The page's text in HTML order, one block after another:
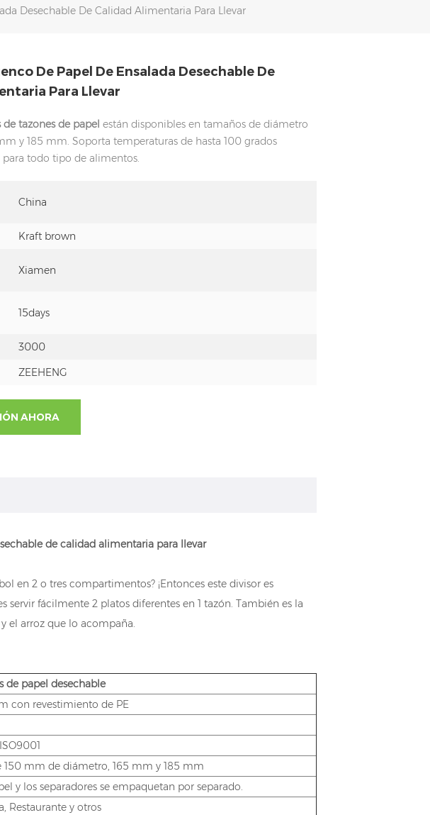
Desechable De Calidad Alimentaria Para Llevar
De Papel De Ensalada Desechable De
Para Llevar
de tazones de papel están disponibles en tamaños de diámetro
y 185 mm. Soporta temperaturas de hasta 100 grados
todo tipo de alimentos.
China
Kraft brown
Xiamen
15days
3000
ZEEHENG
AHORA
de calidad alimentaria para llevar
en 2 o tres compartimentos? ¡Entonces este divisor es
servir fácilmente 2 platos diferentes en 1 tazón. También es la
el arroz que lo acompaña.
de papel desechable
con revestimiento de PE
150 mm de diámetro, 165 mm y 185 mm
y los separadores se empaquetan por separado.
Restaurante y otros